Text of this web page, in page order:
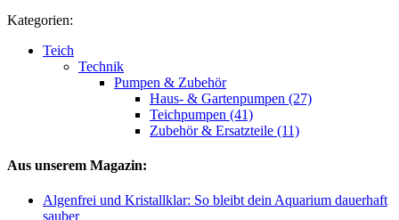
Kategorien:
Teich
Technik
Pumpen & Zubehör
Haus- & Gartenpumpen (27)
Teichpumpen (41)
Zubehör & Ersatzteile (11)
Aus unserem Magazin:
Algenfrei und Kristallklar: So bleibt dein Aquarium dauerhaft
sauber